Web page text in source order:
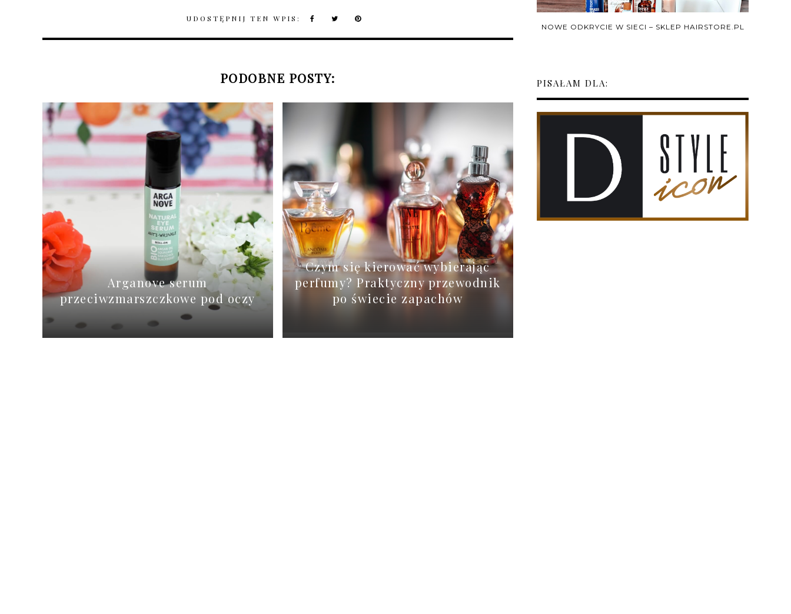
UDOSTĘPNIJ TEN WPIS:
PODOBNE POSTY:
Arganove serum
przeciwzmarszczkowe pod oczy
Czym się kierować wybierając
perfumy? Praktyczny przewodnik
po świecie zapachów
NOWE ODKRYCIE W SIECI – SKLEP HAIRSTORE.PL
PISAŁAM DLA: